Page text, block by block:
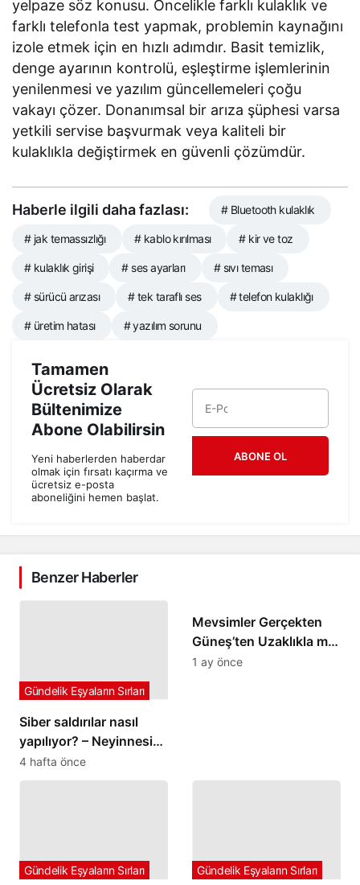
yelpaze söz konusu. Öncelikle farklı kulaklık ve
farklı telefonla test yapmak, problemin kaynağını
izole etmek için en hızlı adımdır. Basit temizlik,
denge ayarının kontrolü, eşleştirme işlemlerinin
yenilenmesi ve yazılım güncellemeleri çoğu
vakayı çözer. Donanımsal bir arıza şüphesi varsa
yetkili servise başvurmak veya kaliteli bir
kulaklıkla değiştirmek en güvenli çözümdür.
Haberle ilgili daha fazlası: # Bluetooth kulaklık
# jak temassızlığı # kablo kırılması # kir ve toz
# kulaklık girişi # ses ayarları # sıvı teması
# sürücü arızası # tek taraflı ses # telefon kulaklığı
# üretim hatası # yazılım sorunu
Tamamen
Ücretsiz Olarak
Bültenimize
Abone Olabilirsin
Yeni haberlerden haberdar
olmak için fırsatı kaçırma ve
ücretsiz e-posta
aboneliğini hemen başlat.
ABONE OL
Benzer Haberler
Siber saldırılar nasıl
yapılıyor? – Neyinnesi
yanıt arıyor
Gündelik Eşyaların Sırları
4 hafta önce
Mevsimler Gerçekten
Güneş’ten Uzaklıkla mı
İlgili? – Neyinnesi
1 ay önce
Gündelik Eşyaların Sırları Gündelik Eşyaların Sırları